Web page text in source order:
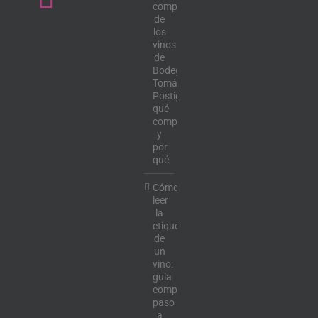
completa
de
los
vinos
de
Bodega
Tomás
Postigo:
qué
comprar
y
por
qué
Cómo
leer
la
etiqueta
de
un
vino:
guía
completa
paso
a